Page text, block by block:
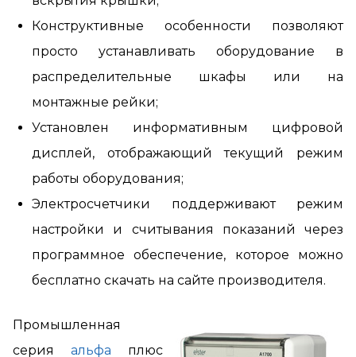
Конструктивные особенности позволяют
просто устанавливать оборудование в
распределительные шкафы или на
монтажные рейки;
Установлен информативным цифровой
дисплей, отображающий текущий режим
работы оборудования;
Электросчетчики поддерживают режим
настройки и считывания показаний через
программное обеспечение, которое можно
бесплатно скачать на сайте производителя.
Промышленная
серия альфа плюс